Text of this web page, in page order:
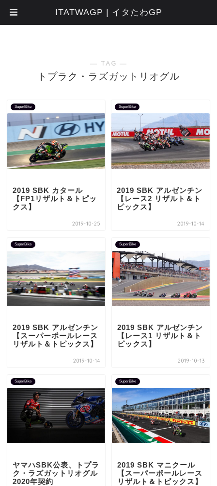
― TAG ―
トプラク・ラズガットリオグル
SuperBike
2019 SBK カタール
【FP1リザルト＆トピッ
クス】
2019-10-25
SuperBike
2019 SBK アルゼンチン
【レース2 リザルト＆ト
ピックス】
2019-10-14
SuperBike
2019 SBK アルゼンチン
【スーパーポールレース
リザルト＆トピックス】
2019-10-14
SuperBike
2019 SBK アルゼンチン
【レース1 リザルト＆ト
ピックス】
2019-10-13
SuperBike
ヤマハSBK公表、トプラ
ク・ラズガットリオグル
2020年契約
SuperBike
2019 SBK マニクール
【スーパーポールレース
リザルト＆トピックス】
ITATWAGP | イタたわGP